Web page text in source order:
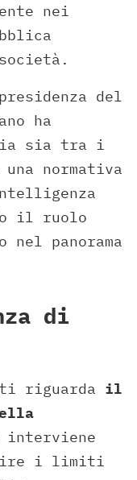
nei
del
ha
sia tra i
normativa
il ruolo
panorama
di
riguarda il
i limiti